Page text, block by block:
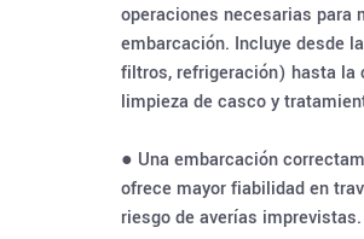
operaciones necesarias para
embarcación. Incluye desde
filtros, refrigeración) hasta la
limpieza de casco y
● Una embarcación
ofrece mayor fiabilidad en
riesgo de averías imprevistas.